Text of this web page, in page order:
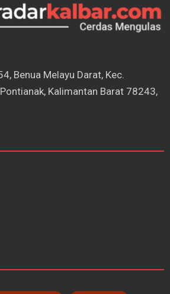
Benua Melayu Darat, Kec.
Kalimantan Barat 78243,